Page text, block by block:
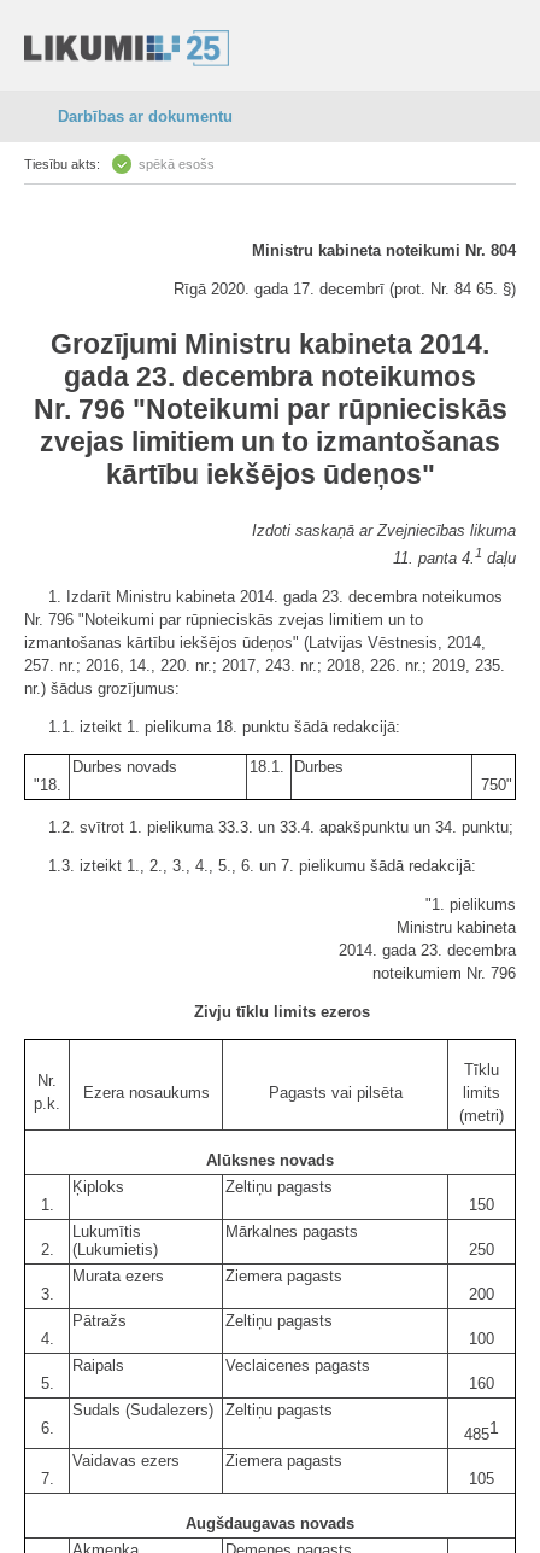
Darbības ar dokumentu
Tiesību akts: spēkā esošs
Ministru kabineta noteikumi Nr. 804
Rīgā 2020. gada 17. decembrī (prot. Nr. 84 65. §)
Grozījumi Ministru kabineta 2014.
gada 23. decembra noteikumos
Nr. 796 "Noteikumi par rūpnieciskās
zvejas limitiem un to izmantošanas
kārtību iekšējos ūdeņos"
Izdoti saskaņā ar Zvejniecības likuma
11. panta 4. 1 daļu
1. Izdarīt Ministru kabineta 2014. gada 23. decembra noteikumos
Nr. 796 "Noteikumi par rūpnieciskās zvejas limitiem un to
izmantošanas kārtību iekšējos ūdeņos" (Latvijas Vēstnesis, 2014,
257. nr.; 2016, 14., 220. nr.; 2017, 243. nr.; 2018, 226. nr.; 2019, 235.
nr.) šādus grozījumus:
1.1. izteikt 1. pielikuma 18. punktu šādā redakcijā:
"18.
Durbes novads 18.1.
Durbes
750"
1.2. svītrot 1. pielikuma 33.3. un 33.4. apakšpunktu un 34. punktu;
1.3. izteikt 1., 2., 3., 4., 5., 6. un 7. pielikumu šādā redakcijā:
"1. pielikums
Ministru kabineta
2014. gada 23. decembra
noteikumiem Nr. 796
Zivju tīklu limits ezeros
Nr.
p.k.
Ezera nosaukums Pagasts vai pilsēta
Tīklu
limits
(metri)
Alūksnes novads
1.
Ķiploks
Zeltiņu pagasts
150
2.
Lukumītis
(Lukumietis)
Mārkalnes pagasts
250
3.
Murata ezers
Ziemera pagasts
200
4.
Pātražs
Zeltiņu pagasts
100
5.
Raipals
Veclaicenes pagasts
160
6.
Sudals (Sudalezers)
Zeltiņu pagasts
4851
7.
Vaidavas ezers
Ziemera pagasts
105
Augšdaugavas novads